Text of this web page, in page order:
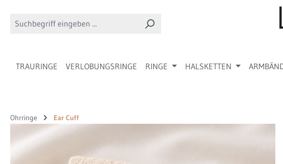
TRAURINGE VERLOBUNGSRINGE RINGE HALSKETTEN
Ohrringe Ear Cuff